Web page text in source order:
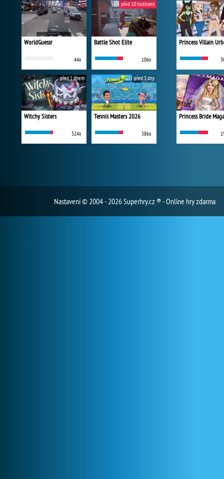
WorldGuessr
44x
Battle Shot Elite
106x
před 10 hodinami
Witchy Sisters
324x
před 1 dnem
Tennis Masters 2026
386x
před 3 dny
Princess Bride
Nastavení© 2004 - 2026 Superhry.cz ® - Online hry zdarma